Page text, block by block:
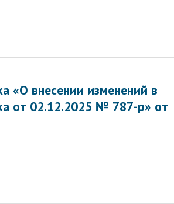
«О внесении изменений в
от 02.12.2025 № 787-р» от